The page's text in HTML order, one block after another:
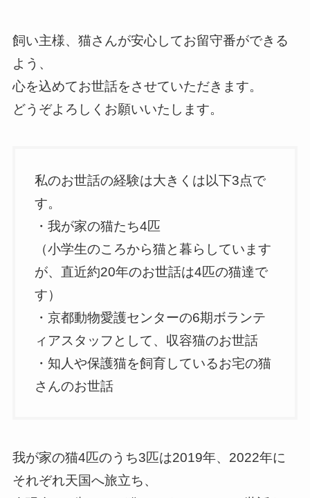
飼い主様、猫さんが安心してお留守番ができる
よう、
心を込めてお世話をさせていただきます。
どうぞよろしくお願いいたします。
私のお世話の経験は大きくは以下3点で
す。
・我が家の猫たち4匹
（小学生のころから猫と暮らしています
が、直近約20年のお世話は4匹の猫達で
す）
・京都動物愛護センターの6期ボランテ
ィアスタッフとして、収容猫のお世話
・知人や保護猫を飼育しているお宅の猫
さんのお世話
我が家の猫4匹のうち3匹は2019年、2022年に
それぞれ天国へ旅立ち、